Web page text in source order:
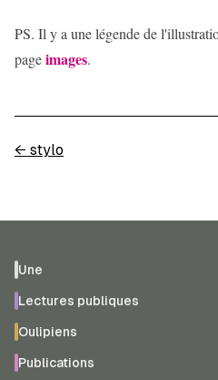
PS. Il y a une légende de
pageimages.
← stylo
Une
Lectures publiques
Oulipiens
Publications